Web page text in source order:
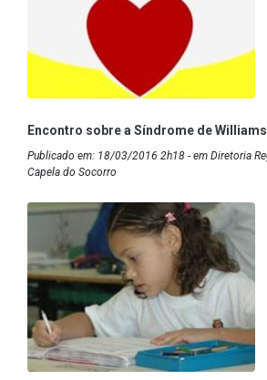
Encontro sobre a Síndrome de Williams
Publicado em: 18/03/2016 2h18 - em Diretoria
Capela do Socorro